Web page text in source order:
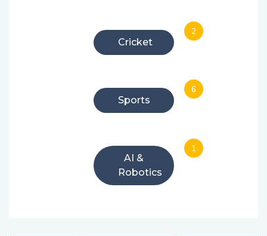
Cricket
2
Sports
6
AI &
Robotics
1